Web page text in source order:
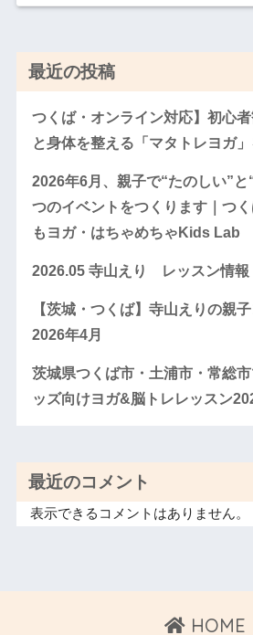
最近の投稿
つくば・オンライン対応】初心
と身体を整える「マタトレヨガ
2026年6月、親子で“たのしい”
つのイベントをつくります｜つ
もヨガ・はちゃめちゃKids Lab
2026.05 寺山えり レッスン情報
【茨城・つくば】寺山えりの親
2026年4月
茨城県つくば市・土浦市・常総
ッズ向けヨガ&脳トレレッスン
最近のコメント
表示できるコメントはありません。
HOME